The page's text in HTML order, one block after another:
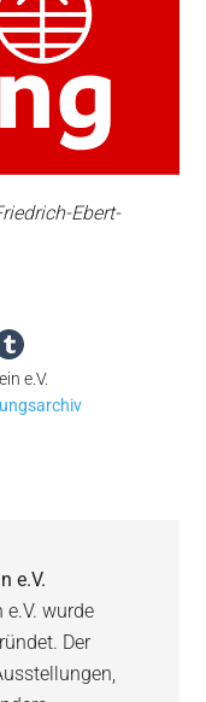
Ebert-
e.V.
e.V.
wurde
Der